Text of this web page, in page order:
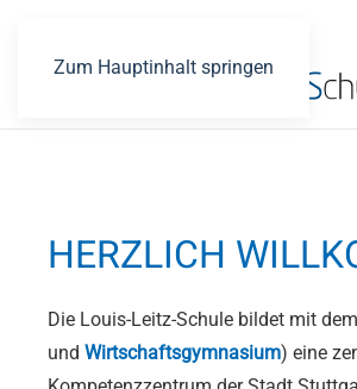
Zum Hauptinhalt springen
HERZLICH
Die Louis-Leitz-Schule bildet mit
und Wirtschaftsgymnasium) eine